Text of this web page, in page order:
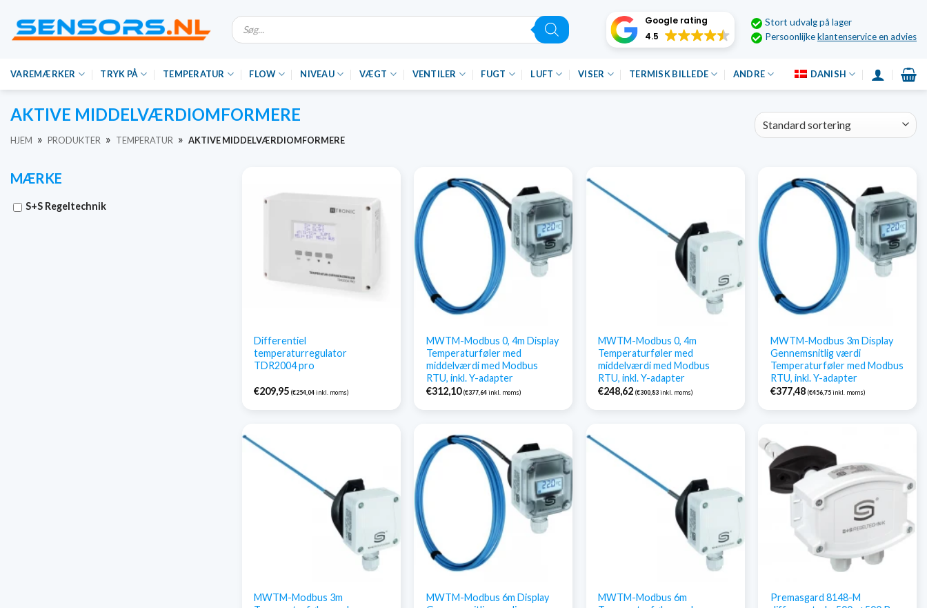
indhold
Søgning
efter
produkter
Google rating
4.5
Stort udvalg på lager
Persoonlijkeklantenservice en advies
VAREMÆRKER TRYK PÅ TEMPERATUR FLOW NIVEAU VÆGT VENTILER FUGT LUFT VISER TERMISK BILLEDE ANDRE DANISH
AKTIVE MIDDELVÆRDIOMFORMERE
HJEM » PRODUKTER » TEMPERATUR » AKTIVE MIDDELVÆRDIOMFORMERE
MÆRKE
S+S Regeltechnik
Differentiel
temperaturregulator
TDR2004 pro
€209,95 (€254,04inkl. moms)
MWTM-Modbus 0, 4m Display
Temperaturføler med
middelværdi med Modbus
RTU, inkl. Y-adapter
€312,10 (€377,64inkl. moms)
MWTM-Modbus 0, 4m
Temperaturføler med
middelværdi med Modbus
RTU, inkl. Y-adapter
€248,62 (€300,83inkl. moms)
MWTM-Modbus 3m Display
Gennemsnitlig værdi
Temperaturføler med Modbus
RTU, inkl. Y-adapter
€377,48 (€456,75inkl. moms)
MWTM-Modbus 3m
MWTM-Modbus 6m Display
MWTM-Modbus 6m
Premasgard 8148-M